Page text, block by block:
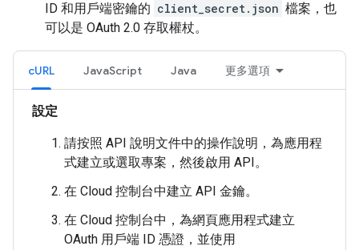
ID 和用戶端密鑰的 client_secret.json 檔案，也
可以是 OAuth 2.0 存取權杖。
cURL JavaScript Java 更多選項
設定
請按照 API 說明文件中的操作說明，為應用程
式建立或選取專案，然後啟用 API。
在 Cloud 控制台中建立 API 金鑰。
在 Cloud 控制台中，為網頁應用程式建立
OAuth 用戶端 ID 憑證，並使用